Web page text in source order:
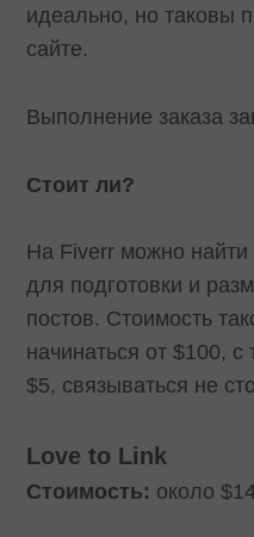
идеально, но таковы
сайте.
Выполнение заказа
Стоит ли?
На Fiverr можно
для подготовки и
постов. Стоимость
начинаться от $100,
$5, связываться не
Love to Link
Стоимость: около